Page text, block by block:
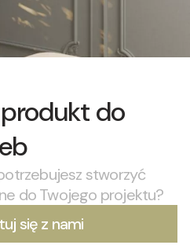
do
stworzyć
do Twojego projektu?
się z nami